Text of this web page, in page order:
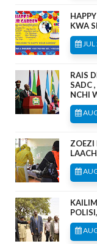
KWA
RAIS
SADC
NCHI
ZOEZI